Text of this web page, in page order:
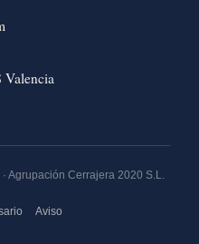
Valencia
Agrupación Cerrajera 2020 S.L.
Aviso